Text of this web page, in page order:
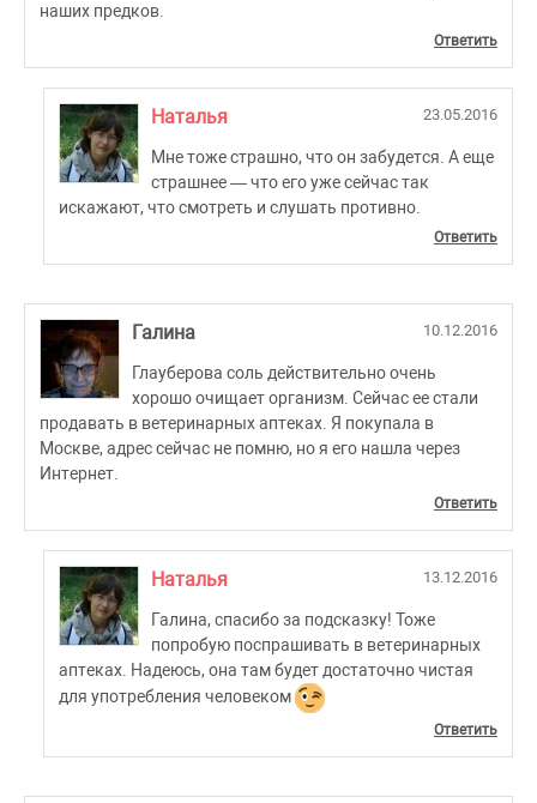
наших предков.
Ответить
Наталья 23.05.2016
Мне тоже страшно, что он забудется. А еще
страшнее — что его уже сейчас так
искажают, что смотреть и слушать противно.
Ответить
Галина 10.12.2016
Глауберова соль действительно очень
хорошо очищает организм. Сейчас ее стали
продавать в ветеринарных аптеках. Я покупала в
Москве, адрес сейчас не помню, но я его нашла через
Интернет.
Ответить
Наталья 13.12.2016
Галина, спасибо за подсказку! Тоже
попробую поспрашивать в ветеринарных
аптеках. Надеюсь, она там будет достаточно чистая
для употребления человеком
Ответить